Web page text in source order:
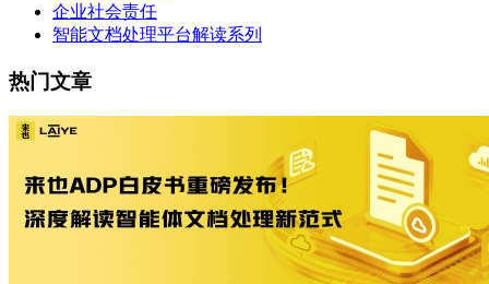
企业社会责任
智能文档处理平台解读系列
热门文章